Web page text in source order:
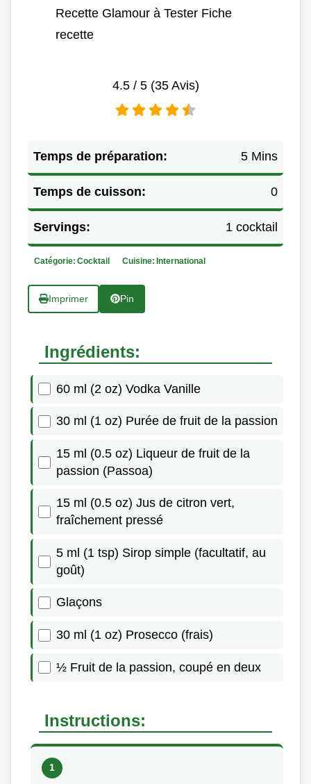
Recette Glamour à Tester Fiche
recette
4.5/ 5 (35Avis)
Temps de préparation: 5 Mins
Temps de cuisson: 0
Servings: 1 cocktail
Catégorie: Cocktail Cuisine: International
Imprimer Pin
Ingrédients:
60 ml (2 oz) Vodka Vanille
30 ml (1 oz) Purée de fruit de la passion
15 ml (0.5 oz) Liqueur de fruit de la
passion (Passoa)
15 ml (0.5 oz) Jus de citron vert,
fraîchement pressé
5 ml (1 tsp) Sirop simple (facultatif, au
goût)
Glaçons
30 ml (1 oz) Prosecco (frais)
½ Fruit de la passion, coupé en deux
Instructions: